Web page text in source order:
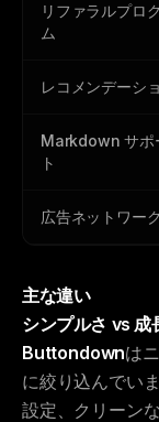
リファラルプロ
ム
レコメンデーシ
Markdown サポ
ト
広告ネットワーク
主な違い
シンプルさ vs 成
Buttondownは
に絞り込んでい
設定、クリーン